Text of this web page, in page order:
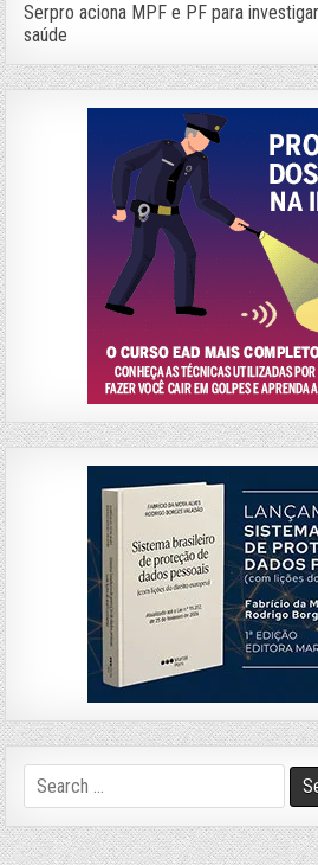
Serpro aciona MPF e PF para
saúde
Search
for: